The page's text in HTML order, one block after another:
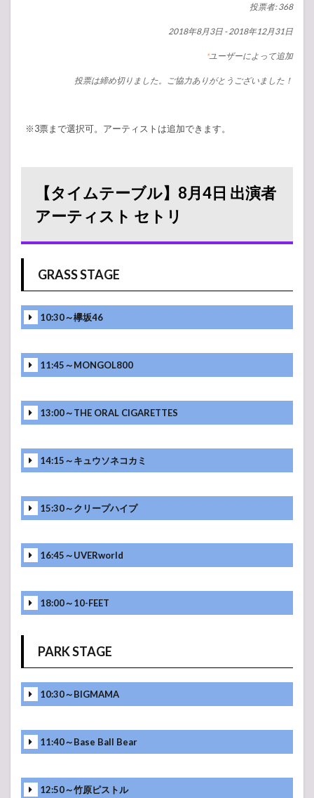
投票者: 368
2018年8月3日 -2018年12月31日
*ユーザーによって追加
投票は締め切りました。ご協力ありがとうございました！
※3票まで選択可。アーティストは追加できます。
【タイムテーブル】8月4日 出演者
アーティスト セトリ
GRASS STAGE
10:30～欅坂46
11:45～MONGOL800
13:00～THE ORAL CIGARETTES
14:15～キュウソネコカミ
15:30～クリープハイプ
16:45～UVERworld
18:00～10-FEET
PARK STAGE
10:30～BIGMAMA
11:40～Base Ball Bear
12:50～竹原ピストル